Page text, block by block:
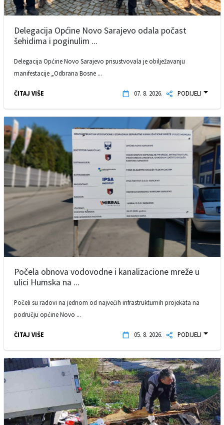
Delegacija Općine Novo Sarajevo odala počast
šehidima i poginulim ...
Delegacija Općine Novo Sarajevo prisustvovala je obilježavanju
manifestacije „Odbrana Bosne ...
ČITAJ VIŠE 07. 8. 2026. PODIJELI
Počela obnova vodovodne i kanalizacione mreže u
ulici Humska na ...
Počeli su radovi na jednom od najvećih infrastrukturnih projekata na
području općine Novo ...
ČITAJ VIŠE 05. 8. 2026. PODIJELI